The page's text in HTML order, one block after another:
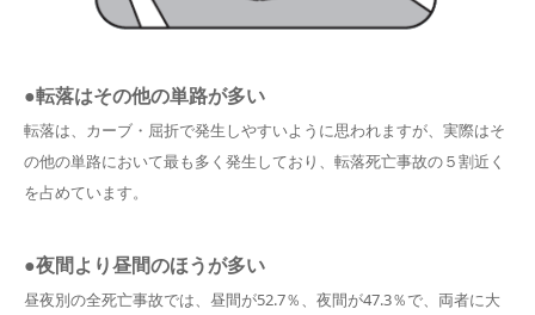
●転落はその他の単路が多い
転落は、カーブ・屈折で発生しやすいように思われますが、実際はそ
の他の単路において最も多く発生しており、転落死亡事故の５割近く
を占めています。
●夜間より昼間のほうが多い
昼夜別の全死亡事故では、昼間が52.7％、夜間が47.3％で、両者に大